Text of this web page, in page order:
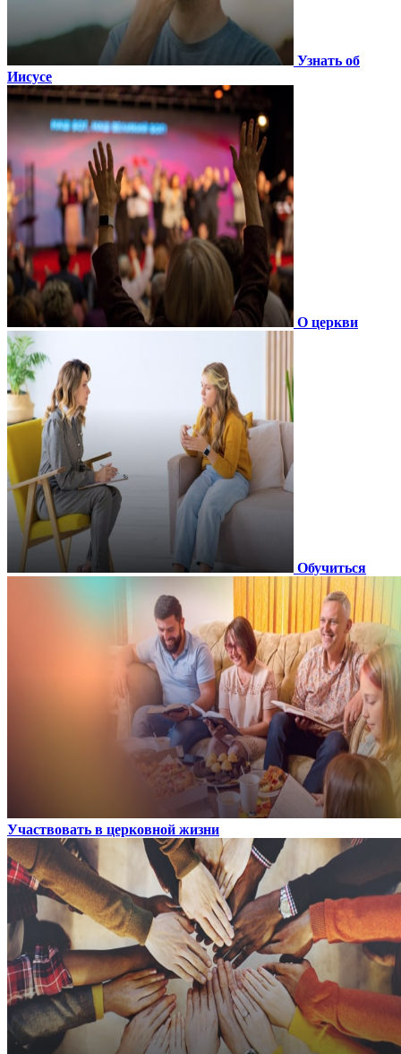
Узнать об
Иисусе
О церкви
Обучиться
Участвовать в церковной жизни